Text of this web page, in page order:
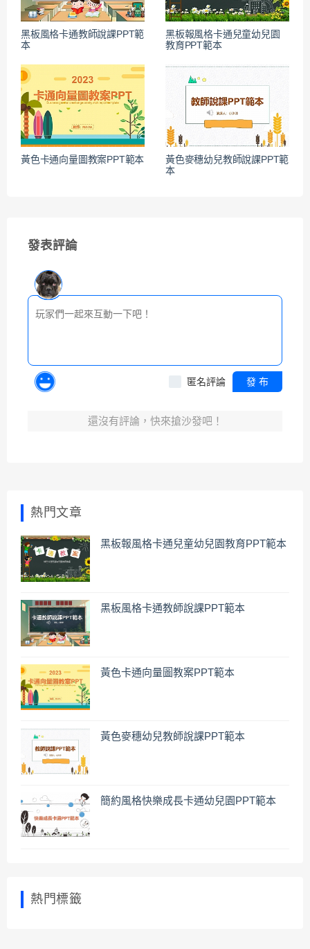
黑板風格卡通教師說課PPT範
本
黑板報風格卡通兒童幼兒園
教育PPT範本
黃色卡通向量圖教案PPT範本
黃色麥穗幼兒教師說課PPT範
本
發表評論
匿名評論 發 布
還沒有評論，快來搶沙發吧！
熱門文章
黑板報風格卡通兒童幼兒園教育PPT範本
黑板風格卡通教師說課PPT範本
黃色卡通向量圖教案PPT範本
黃色麥穗幼兒教師說課PPT範本
簡約風格快樂成長卡通幼兒園PPT範本
熱門標籤